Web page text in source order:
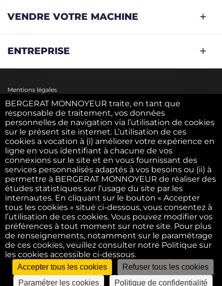
VENDRE VOTRE MACHINE
ENTREPRISE
Mentions légales
Politique des cookies
Politique des données personnelles
C.G.U.
C.G.V.
©2022 - Bergerat USED. All right reserved
BERGERAT MONNOYEUR traite, en tant que
responsable de traitement, vos données
personnelles de navigation via l’utilisation de cookies
sur le présent site internet. L’utilisation de ces
cookies a vocation à (i) améliorer votre expérience en
ligne en vous identifiant à chacune de vos
connexions sur le site et en vous fournissant des
services personnalisés adaptés à vos besoins ou (ii) à
permettre à BERGERAT MONNOYEUR de réaliser des
études statistiques sur l’usage du site par les
internautes. En cliquant sur le bouton « Accepter
tous les cookies » situé ci-dessous, vous consentez à
l’utilisation de ces cookies. Vous pouvez modifier vos
préférences à tout moment sur notre site. Pour plus
de renseignements, notamment sur le paramétrage
de ces cookies, veuillez consulter notre Politique sur
les cookies accessible ci-dessous.
Accepter tous les cookies
Refuser tous les cookies
Paramétrer les cookies
Politique de confidentialité